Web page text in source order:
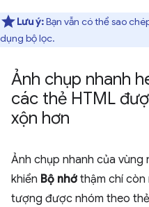
Lưu ý:Bạn vẫn có thể sao
dụng bộ lọc.
Ảnh chụp nhanh
các thẻ HTML
xộn hơn
Ảnh chụp nhanh của
khiển Bộ nhớ thậm chí còn
tượng được nhóm theo